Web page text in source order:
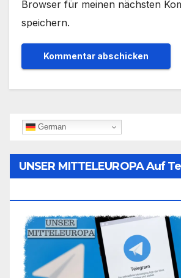
Browser für meinen nächsten
speichern.
German
UNSER MITTELEUROPA Auf